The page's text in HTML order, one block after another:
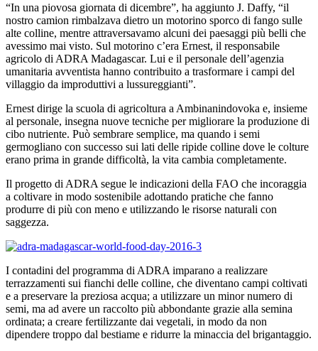
“In una piovosa giornata di dicembre”, ha aggiunto J. Daffy, “il
nostro camion rimbalzava dietro un motorino sporco di fango sulle
alte colline, mentre attraversavamo alcuni dei paesaggi più belli che
avessimo mai visto. Sul motorino c’era Ernest, il responsabile
agricolo di ADRA Madagascar. Lui e il personale dell’agenzia
umanitaria avventista hanno contribuito a trasformare i campi del
villaggio da improduttivi a lussureggianti”.
Ernest dirige la scuola di agricoltura a Ambinanindovoka e, insieme
al personale, insegna nuove tecniche per migliorare la produzione di
cibo nutriente. Può sembrare semplice, ma quando i semi
germogliano con successo sui lati delle ripide colline dove le colture
erano prima in grande difficoltà, la vita cambia completamente.
Il progetto di ADRA segue le indicazioni della FAO che incoraggia
a coltivare in modo sostenibile adottando pratiche che fanno
produrre di più con meno e utilizzando le risorse naturali con
saggezza.
I contadini del programma di ADRA imparano a realizzare
terrazzamenti sui fianchi delle colline, che diventano campi coltivati
e a preservare la preziosa acqua; a utilizzare un minor numero di
semi, ma ad avere un raccolto più abbondante grazie alla semina
ordinata; a creare fertilizzante dai vegetali, in modo da non
dipendere troppo dal bestiame e ridurre la minaccia del brigantaggio.